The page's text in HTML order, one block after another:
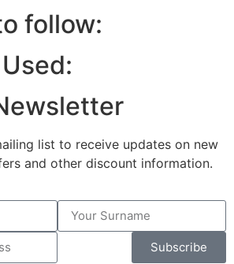
follow:
list to receive updates on new
and other discount information.
Subscribe